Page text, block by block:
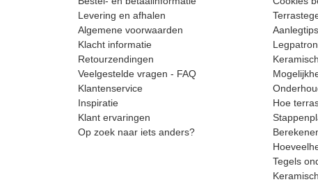
Levering en afhalen
Algemene voorwaarden
Klacht informatie
Retourzendingen
Veelgestelde vragen - FAQ
Klantenservice
Inspiratie
Klant ervaringen
Op zoek naar iets anders?
Hoe
Tegels